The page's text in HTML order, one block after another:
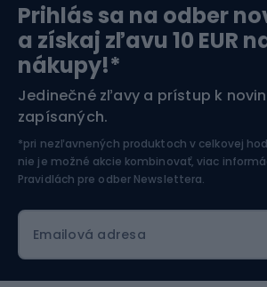
Orientačný beh
Lyžovanie
Športová elektronika
Jazdectvo
Prihlás sa na odber
a získaj zľavu 10 EUR
nákupy!*
Jedinečné zľavy a prístup k
zapísaných.
*pri nezľavnených produktoch v celkovej
nie je možné akcie kombinovať, viac
Pravidlách pre odber Newslettera.
Emailová adresa